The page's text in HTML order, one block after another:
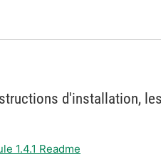
d'installation,
1.4.1 Readme